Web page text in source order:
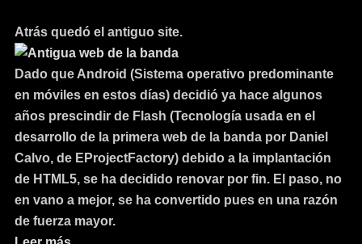
Atrás quedó el antiguo site.
Dado que Android (Sistema operativo predominante
en móviles en estos días) decidió ya hace algunos
años prescindir de Flash (Tecnología usada en el
desarrollo de la primera web de la banda por Daniel
Calvo, de EProjectFactory) debido a la implantación
de HTML5, se ha decidido renovar por fin. El paso, no
en vano a mejor, se ha convertido pues en una razón
de fuerza mayor.